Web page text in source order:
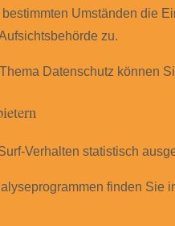
Umständen die
zu.
Datenschutz können
Verhalten statistisch
finden Sie